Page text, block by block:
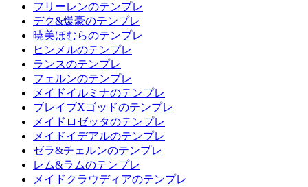
フリーレンのテンプレ
デク&爆豪のテンプレ
暁美ほむらのテンプレ
ヒンメルのテンプレ
ランスのテンプレ
フェルンのテンプレ
メイドイルミナのテンプレ
ブレイブXゴッドのテンプレ
メイドロゼッタのテンプレ
メイドイデアルのテンプレ
ゼラ&チェルンのテンプレ
レム&ラムのテンプレ
メイドクラウディアのテンプレ